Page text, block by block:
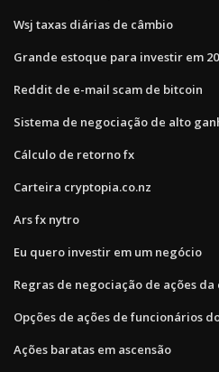
Wsj taxas diárias de câmbio
Grande estoque para investir em
Reddit de e-mail scam de bitcoin
Sistema de negociação de alto
Cálculo de retorno fx
Carteira cryptopia.co.nz
Ars fx nytro
Eu quero investir em um negócio
Regras de negociação de ações da
Opções de ações de funcionários
Ações baratas em ascensão